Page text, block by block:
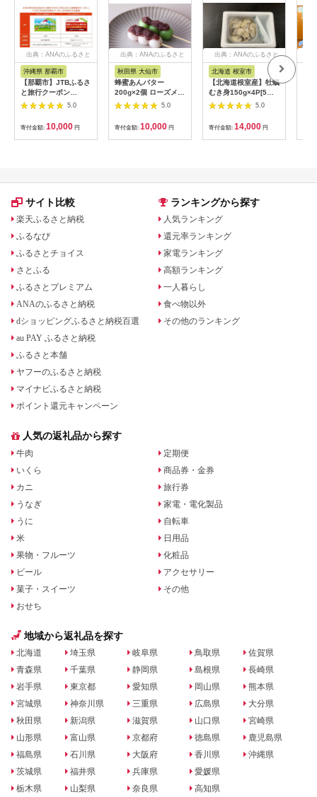
出典：ANAのふるさと
納税
沖縄県 那覇市
【那覇市】JTBふるさ
と旅行クーポン
（3,000円分）有効期
間3年（Eメール発
行）｜旅行 トラベル
予約 国内旅行 JTB 宿
泊 観光 体験 旅行券
人気 おすすめ 旅行ク
ン ネット予約 電話 有
5.0
寄付金額: 10,000 円
出典：ANAのふるさと
納税
秋田県 大仙市
蜂蜜あんバター
200g×2個 ローズメイ
[あんバター はちみ
つ 発酵バター あん
こ 水あめ不使用 秋
田県 大仙市]
5.0
寄付金額: 10,000 円
出典：ANAのふるさと
納税
北海道 根室市
【北海道根室産】牡蠣
むき身150g×4P[5月
下旬以降発送] A-
5.0
寄付金額: 14,000 円
サイト比較
楽天ふるさと納税
ふるなび
ふるさとチョイス
さとふる
ふるさとプレミアム
ANAのふるさと納税
dショッピングふるさと納税百選
au PAY ふるさと納税
ふるさと本舗
ヤフーのふるさと納税
マイナビふるさと納税
ポイント還元キャンペーン
ランキングから探す
人気ランキング
還元率ランキング
家電ランキング
高額ランキング
一人暮らし
食べ物以外
その他のランキング
人気の返礼品から探す
牛肉
いくら
カニ
うなぎ
うに
米
果物・フルーツ
ビール
菓子・スイーツ
おせち
定期便
商品券・金券
旅行券
家電・電化製品
自転車
日用品
化粧品
アクセサリー
その他
地域から返礼品を探す
北海道
青森県
岩手県
宮城県
秋田県
山形県
福島県
茨城県
栃木県
埼玉県
千葉県
東京都
神奈川県
新潟県
富山県
石川県
福井県
山梨県
岐阜県
静岡県
愛知県
三重県
滋賀県
京都府
大阪府
兵庫県
奈良県
鳥取県
島根県
岡山県
広島県
山口県
徳島県
香川県
愛媛県
高知県
佐賀県
長崎県
熊本県
大分県
宮崎県
鹿児島県
沖縄県